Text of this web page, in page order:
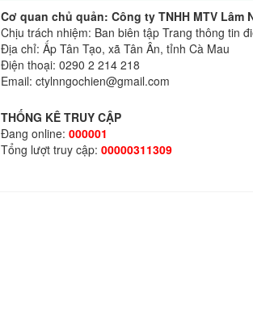
Cơ quan chủ quản: Công ty TNHH MTV Lâm
Chịu trách nhiệm: Ban biên tập Trang thông tin
Địa chỉ: Ấp Tân Tạo, xã Tân Ân, tỉnh Cà Mau
Điện thoại: 0290 2 214 218
Email: ctylnngochien@gmail.com
THỐNG KÊ TRUY CẬP
Đang online: 000001
Tổng lượt truy cập: 00000311309